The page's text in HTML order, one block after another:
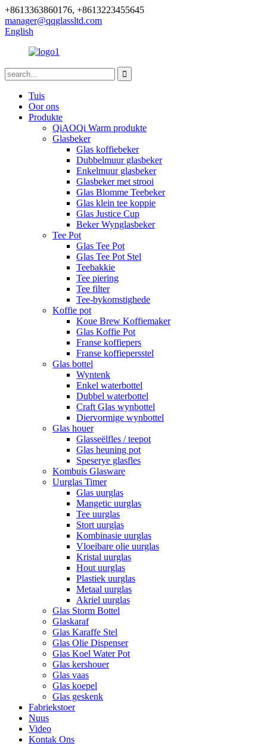
+8613363860176, +8613223455645
manager@qqglassltd.com
English
Tuis
Oor ons
Produkte
QiAOQi Warm produkte
Glasbeker
Glas koffiebeker
Dubbelmuur glasbeker
Enkelmuur glasbeker
Glasbeker met strooi
Glas Blomme Teebeker
Glas klein tee koppie
Glas Justice Cup
Beker Wynglasbeker
Tee Pot
Glas Tee Pot
Glas Tee Pot Stel
Teebakkie
Tee piering
Tee filter
Tee-bykomstighede
Koffie pot
Koue Brew Koffiemaker
Glas Koffie Pot
Franse koffiepers
Franse koffiepersstel
Glas bottel
Wyntenk
Enkel waterbottel
Dubbel waterbottel
Craft Glas wynbottel
Diervormige wynbottel
Glas houer
Glasseëlfles / teepot
Glas heuning pot
Speserye glasfles
Kombuis Glasware
Uurglas Timer
Glas uurglas
Mangetic uurglas
Tee uurglas
Stort uurglas
Kombinasie uurglas
Vloeibare olie uurglas
Kristal uurglas
Hout uurglas
Plastiek uurglas
Metaal uurglas
Akriel uurglas
Glas Storm Bottel
Glaskaraf
Glas Karaffe Stel
Glas Olie Dispenser
Glas Koel Water Pot
Glas kershouer
Glas vaas
Glas koepel
Glas geskenk
Fabriekstoer
Nuus
Video
Kontak Ons